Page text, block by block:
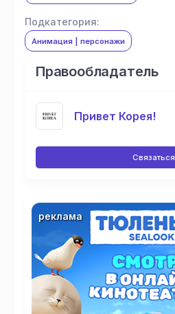
Подкатегория:
Анимация | персонажи
Правообладатель
Привет Корея!
Связаться
реклама